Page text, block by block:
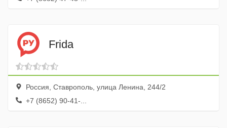
Frida
Россия, Ставрополь, улица Ленина, 244/2
+7 (8652) 90-41-...